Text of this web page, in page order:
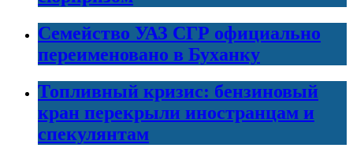
Семейство УАЗ СГР официально
переименовано в Буханку
Топливный кризис: бензиновый
кран перекрыли иностранцам и
спекулянтам